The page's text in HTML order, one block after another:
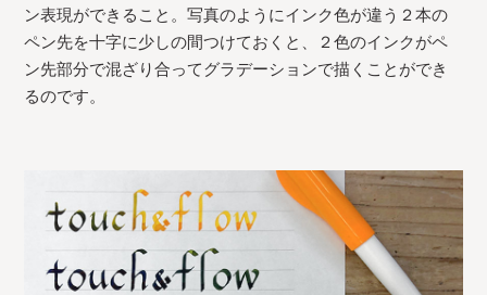
ン表現ができること。写真のようにインク色が違う２本の
ペン先を十字に少しの間つけておくと、２色のインクがペ
ン先部分で混ざり合ってグラデーションで描くことができ
るのです。